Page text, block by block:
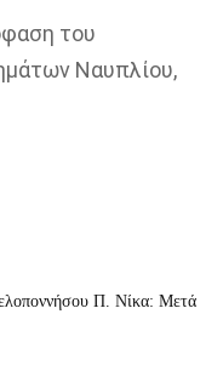
του
Ναυπλίου,
Π. Νίκα: Μετά